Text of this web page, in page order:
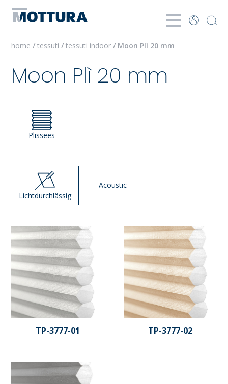
home /tessuti/tessuti indoor/ Moon Plì 20 mm
Moon Plì 20 mm
Plissees
Lichtdurchlässig
Acoustic
TP-3777-01 TP-3777-02